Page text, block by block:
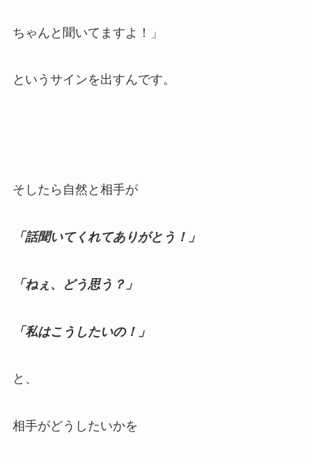
ちゃんと聞いてますよ！」
というサインを出すんです。
そしたら自然と相手が
「話聞いてくれてありがとう！」
「ねぇ、どう思う？」
「私はこうしたいの！」
と、
相手がどうしたいかを